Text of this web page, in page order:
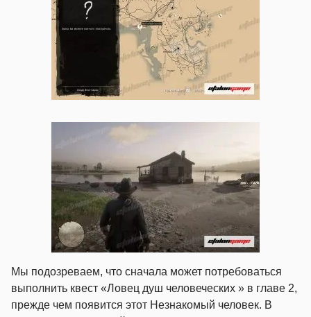
Мы подозреваем, что сначала может потребоваться
выполнить квест «Ловец душ человеческих » в главе 2,
прежде чем появится этот Незнакомый человек. В